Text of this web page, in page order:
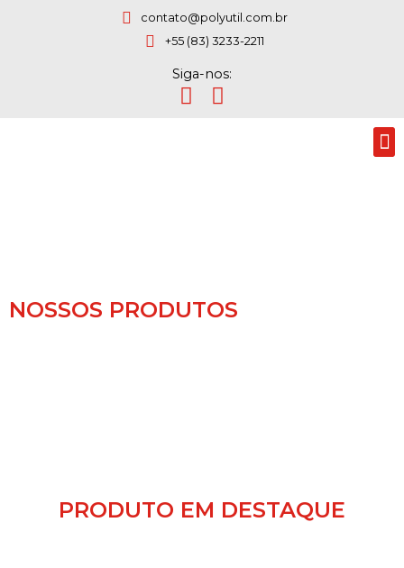
contato@polyutil.com.br
+55 (83) 3233-2211
Siga-nos:
NOSSOS PRODUTOS
PRODUTO EM DESTAQUE